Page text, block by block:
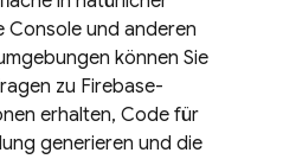
Console und anderen
können Sie
zu Firebase-
erhalten, Code für
generieren und die